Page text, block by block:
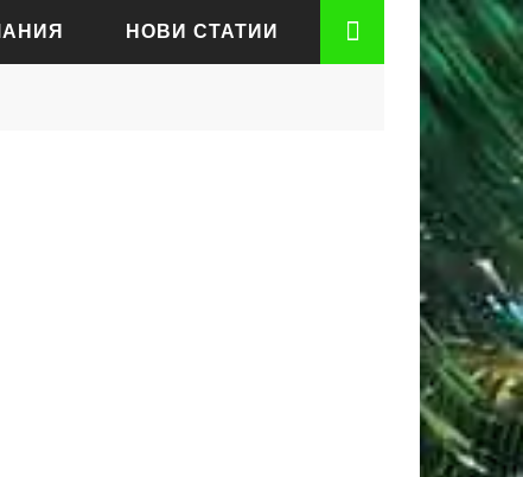
НОВИ СТАТИИ